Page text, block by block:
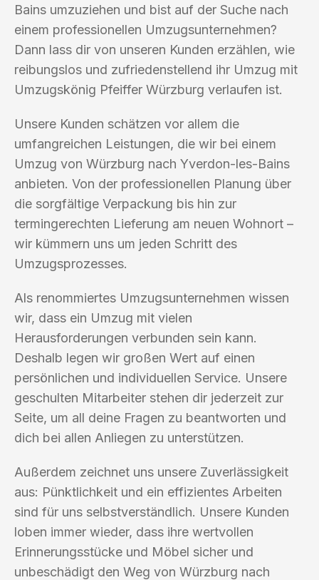
Bains umzuziehen und bist auf der Suche nach
einem professionellen Umzugsunternehmen?
Dann lass dir von unseren Kunden erzählen, wie
reibungslos und zufriedenstellend ihr Umzug mit
Umzugskönig Pfeiffer Würzburg verlaufen ist.
Unsere Kunden schätzen vor allem die
umfangreichen Leistungen, die wir bei einem
Umzug von Würzburg nach Yverdon-les-Bains
anbieten. Von der professionellen Planung über
die sorgfältige Verpackung bis hin zur
termingerechten Lieferung am neuen Wohnort –
wir kümmern uns um jeden Schritt des
Umzugsprozesses.
Als renommiertes Umzugsunternehmen wissen
wir, dass ein Umzug mit vielen
Herausforderungen verbunden sein kann.
Deshalb legen wir großen Wert auf einen
persönlichen und individuellen Service. Unsere
geschulten Mitarbeiter stehen dir jederzeit zur
Seite, um all deine Fragen zu beantworten und
dich bei allen Anliegen zu unterstützen.
Außerdem zeichnet uns unsere Zuverlässigkeit
aus: Pünktlichkeit und ein effizientes Arbeiten
sind für uns selbstverständlich. Unsere Kunden
loben immer wieder, dass ihre wertvollen
Erinnerungsstücke und Möbel sicher und
unbeschädigt den Weg von Würzburg nach